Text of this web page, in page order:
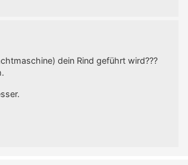
dein Rind geführt wird???